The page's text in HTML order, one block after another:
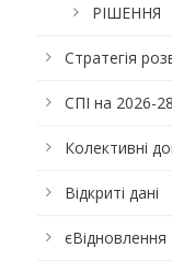
РІШЕННЯ
Стратегія
СПІ на 2026-
Колективні
Відкриті дані
єВідновлення